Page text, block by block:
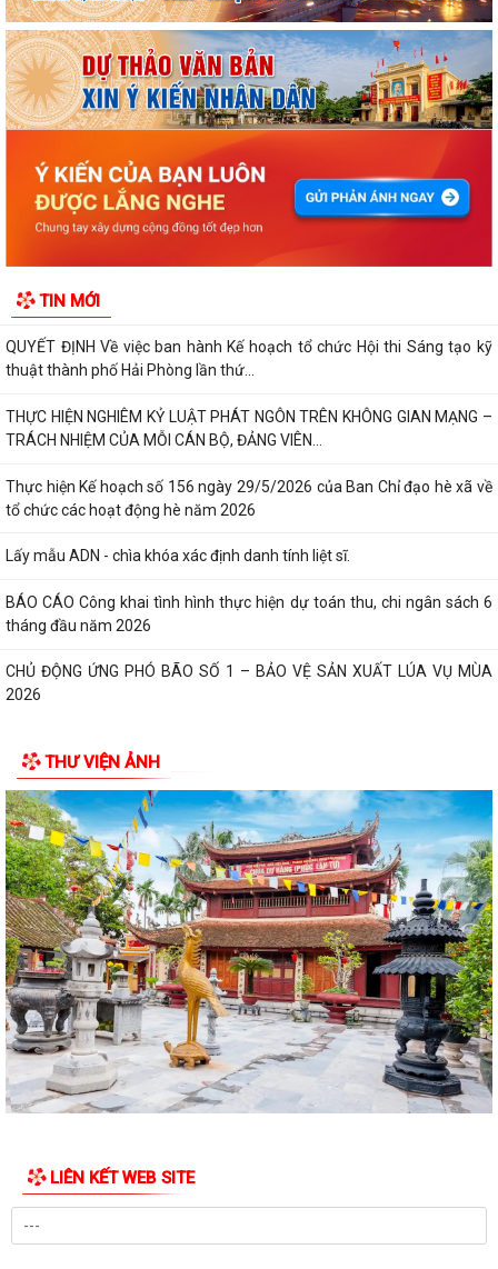
TIN MỚI
ỦY BAN NHÂN DÂN XÃ NGUYỄN BỈNH KHIÊM TUYÊN TRUYỀN, HƯỚNG
DẪN NGƯỜI DÂN CHUYỂN ĐỔI THIẾT BỊ, SIM...
KẾ HOẠCH Triển khai tuyển chọn thực tập sinh nữ đi thực tập kỹ thuật
tại Nhật Bản Đợt II năm 2026
Kỷ niệm 79 năm Ngày Thương binh - Liệt sĩ (27-7-1947 – 27-7-2026)
KHẢO SÁT, THĂM DÒ Ý KIẾN SAU 01 NĂM THỰC HIỆN MÔ HÌNH CHÍNH
QUYỀN ĐỊA PHƯƠNG 02 CẤP
tư của cộng đồng các công trình,...
QUYẾT ĐỊNH Về việc ban hành Kế hoạch tổ chức Hội thi Sáng tạo kỹ
thuật thành phố Hải Phòng lần thứ...
THỰC HIỆN NGHIÊM KỶ LUẬT PHÁT NGÔN TRÊN KHÔNG GIAN MẠNG –
TRÁCH NHIỆM CỦA MỖI CÁN BỘ, ĐẢNG VIÊN...
Thực hiện Kế hoạch số 156 ngày 29/5/2026 của Ban Chỉ đạo hè xã về
tổ chức các hoạt động hè năm 2026
Lấy mẫu ADN - chìa khóa xác định danh tính liệt sĩ.
BÁO CÁO Công khai tình hình thực hiện dự toán thu, chi ngân sách 6
tháng đầu năm 2026
CHỦ ĐỘNG ỨNG PHÓ BÃO SỐ 1 – BẢO VỆ SẢN XUẤT LÚA VỤ MÙA
2026
XÚC CỬ TRI CHUẨN BỊ KỲ HỌP THƯỜNG LỆ...
Công điện phòng chống bão số 1 (Bão MAYSAK) và mưa lũ sau bão
THÔNG BÁO Lịch tiếp công dân định kỳ của Chủ tịch Ủy ban nhân dân
xã Quý III, IV năm 2026
Bộ Chính trị tổ chức hội nghị toàn quốc sơ kết 1 năm vận hành mô hình
tổ chức tổng thể của hệ...
Luật sửa đổi bổ sung một số điều của Luật Tiếp công dân, luật khiếu
nại, luật tố cáo
Luật sửa đổi, bổ sung một số điều của Luật phòng chống tham nhũng
Chiến dịch “500 ngày đêm đẩy mạnh thực hiện tìm kiếm, quy tập và
Kỷ niệm Ngày gia đình Việt Nam 28/6
KẾ HOẠCH Tiếp công dân của Chủ tịch Ủy ban nhân dân xã Quý III, IV
THƯ VIỆN ẢNH
LIÊN KẾT WEB SITE